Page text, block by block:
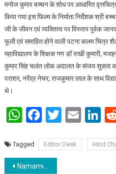
मनोज कुमार बच्चन के शोध पर आधारित
किया गया इस फिल्म के निर्माता निर्देशक श्री
जी के जीवन एवं व्यक्तित्व पर विस्तार पूर्वक
फूली एवं समाहित होने वाली पटना कलम चित्र
महाविद्यालय के शिक्षक गण डॉ राखी कुमारी,
कुमार सिंह चलंत लोक अदालत के संजय शुक्ला
पराशर, नरेंद्र नेचर, राजकुमार लाल के साथ
थे।
WhatsApp
Facebook
Twitter
Tagged Editor Desk Hind
Post navigation
Namami Gange: A Nirmal and Aviral testimony of the country’s willpower